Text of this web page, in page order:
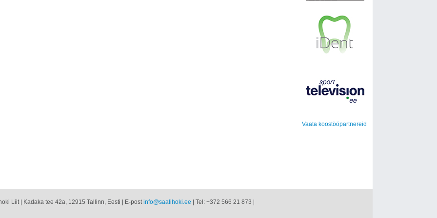
Vaata koostööpartnereid
Liit | Kadaka tee 42a, 12915 Tallinn, Eesti | E-postinfo@saalihoki.ee | Tel: +372 566 21 873 |